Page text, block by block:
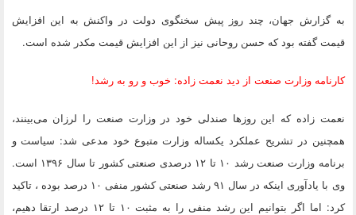
به گزارش جهان، چند روز پیش سخنگوی دولت در واکنش به این افزایش
قیمت گفته بود که حسن روحانی نیز از این افزایش قیمت مکدر شده است.
کارنامه وزارت صنعت از دید نعمت زاده: خوب و رو به رشد!
نعمت زاده که این روزها صندلی خود در وزارت صنعت را لرزان می‌بینند،
همچنین در تشریح عملکرد یکساله وزارت متبوع خود مدعی شد: سیاست و
برنامه وزارت صنعت رشد ۱۰ تا ۱۲ درصدی صنعتی کشور تا سال ۱۳۹۶ است.
وی با یادآوری اینکه در سال ۹۱ رشد صنعتی کشور منفی ۱۰ درصد بوده ، تاکید
کرد: اما اگر بتوانیم این رشد منفی را به مثبت ۱۰ تا ۱۲ درصد ارتقا دهیم،